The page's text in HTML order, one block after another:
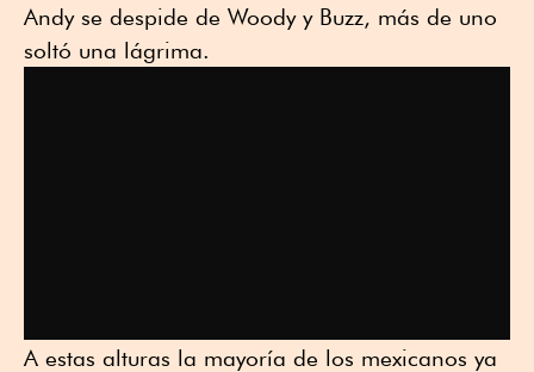
Andy se despide de Woody y Buzz, más de uno
soltó una lágrima.
A estas alturas la mayoría de los mexicanos ya